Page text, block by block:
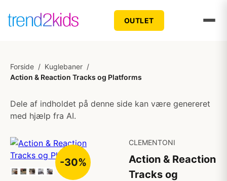
OUTLET
Forside / Kuglebaner /
Action & Reaction Tracks og Platforms
Dele af indholdet på denne side kan være genereret
med hjælp fra AI.
-30%
CLEMENTONI
Action & Reaction
Tracks og